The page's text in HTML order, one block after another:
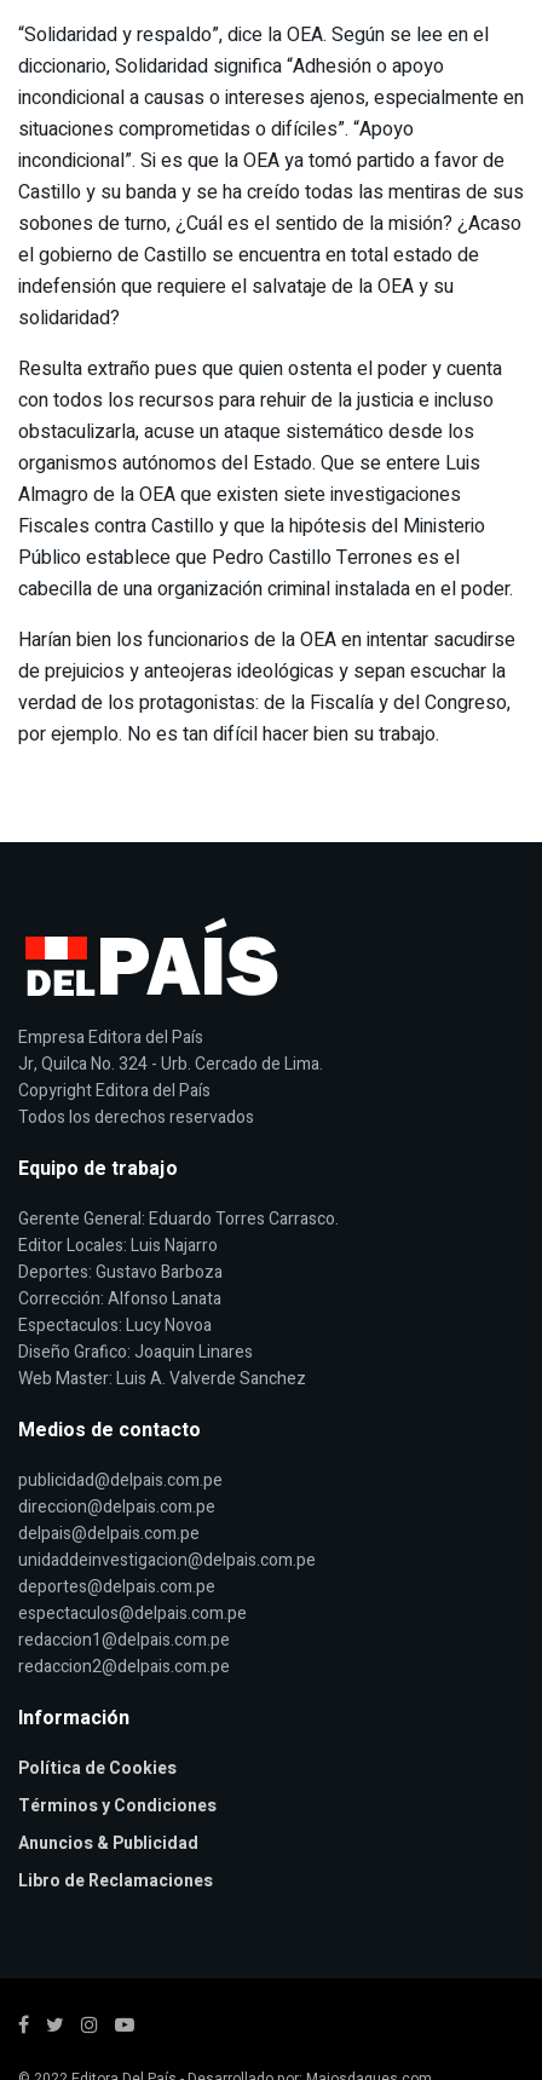
“Solidaridad y respaldo”, dice la OEA. Según se lee en el
diccionario, Solidaridad significa “Adhesión o apoyo
incondicional a causas o intereses ajenos, especialmente en
situaciones comprometidas o difíciles”. “Apoyo
incondicional”. Si es que la OEA ya tomó partido a favor de
Castillo y su banda y se ha creído todas las mentiras de sus
sobones de turno, ¿Cuál es el sentido de la misión? ¿Acaso
el gobierno de Castillo se encuentra en total estado de
indefensión que requiere el salvataje de la OEA y su
solidaridad?
Resulta extraño pues que quien ostenta el poder y cuenta
con todos los recursos para rehuir de la justicia e incluso
obstaculizarla, acuse un ataque sistemático desde los
organismos autónomos del Estado. Que se entere Luis
Almagro de la OEA que existen siete investigaciones
Fiscales contra Castillo y que la hipótesis del Ministerio
Público establece que Pedro Castillo Terrones es el
cabecilla de una organización criminal instalada en el poder.
Harían bien los funcionarios de la OEA en intentar sacudirse
de prejuicios y anteojeras ideológicas y sepan escuchar la
verdad de los protagonistas: de la Fiscalía y del Congreso,
por ejemplo. No es tan difícil hacer bien su trabajo.
Empresa Editora del País
Jr, Quilca No. 324 - Urb. Cercado de Lima.
Copyright Editora del País
Todos los derechos reservados
Equipo de trabajo
Gerente General: Eduardo Torres Carrasco.
Editor Locales: Luis Najarro
Deportes: Gustavo Barboza
Corrección: Alfonso Lanata
Espectaculos: Lucy Novoa
Diseño Grafico: Joaquin Linares
Web Master: Luis A. Valverde Sanchez
Medios de contacto
publicidad@delpais.com.pe
direccion@delpais.com.pe
delpais@delpais.com.pe
unidaddeinvestigacion@delpais.com.pe
deportes@delpais.com.pe
espectaculos@delpais.com.pe
redaccion1@delpais.com.pe
redaccion2@delpais.com.pe
Información
Política de Cookies
Términos y Condiciones
Anuncios & Publicidad
Libro de Reclamaciones